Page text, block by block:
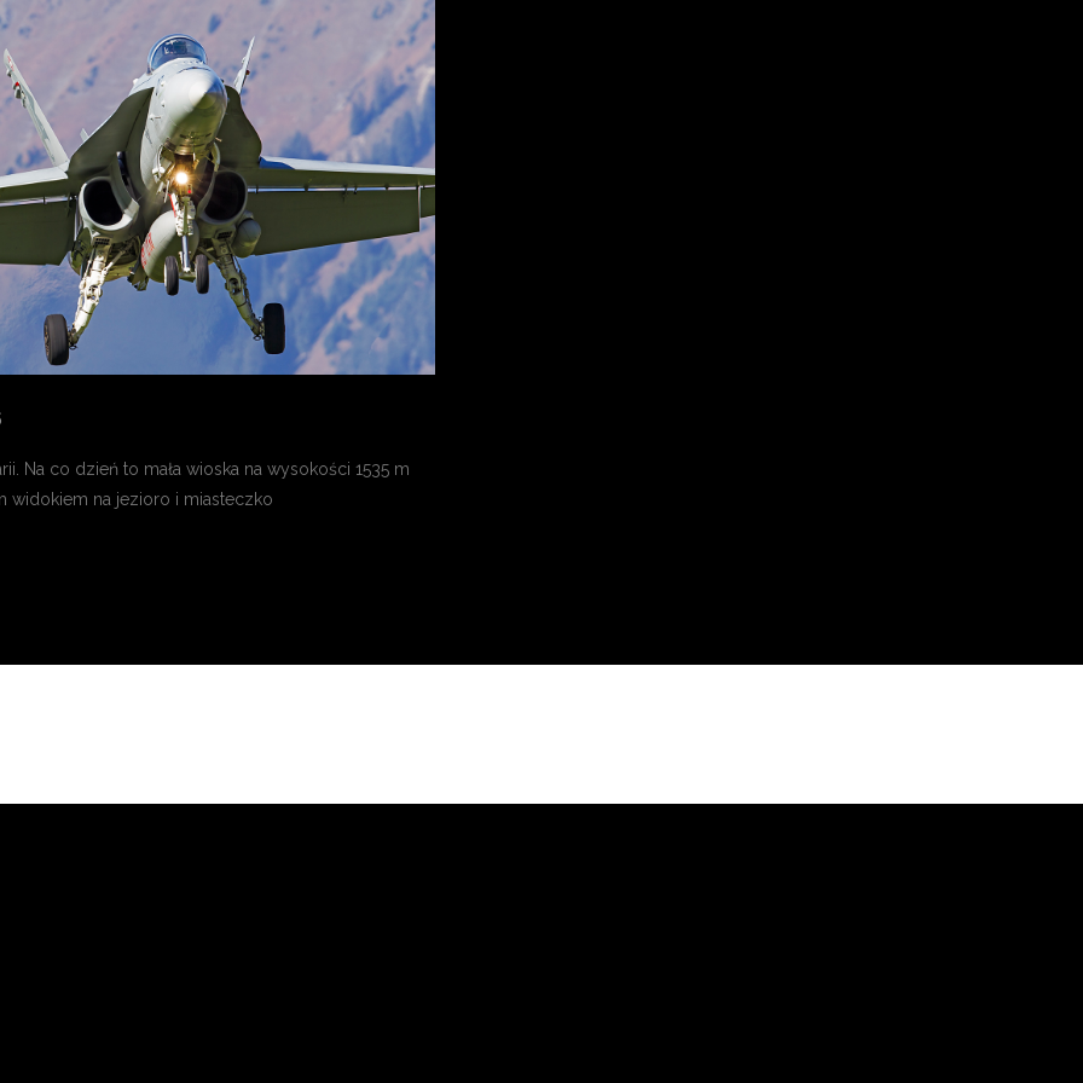
Na co dzień to mała wioska na wysokości 1535 m
widokiem na jezioro i miasteczko